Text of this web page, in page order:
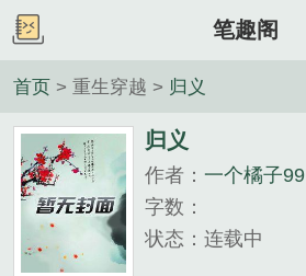
笔趣阁
首页 > 重生穿越 > 归义
归义
作者： 一个橘子99
字数：
状态：连载中